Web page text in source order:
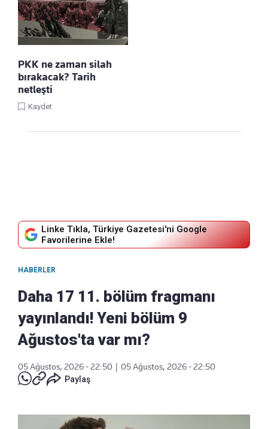
PKK ne zaman silah
bırakacak? Tarih
netleşti
Kaydet
Linke Tıkla, Türkiye Gazetesi'ni Google
Favorilerine Ekle!
HABERLER
Daha 17 11. bölüm fragmanı
yayınlandı! Yeni bölüm 9
Ağustos'ta var mı?
05 Ağustos, 2026 - 22:50
05 Ağustos, 2026 - 22:50
Paylaş